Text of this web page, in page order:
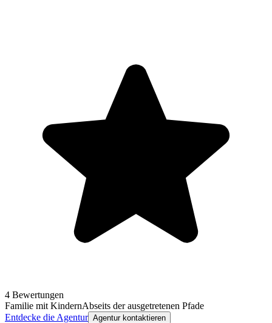
4 Bewertungen
Familie mit KindernAbseits der ausgetretenen Pfade
Entdecke die Agentur Agentur kontaktieren